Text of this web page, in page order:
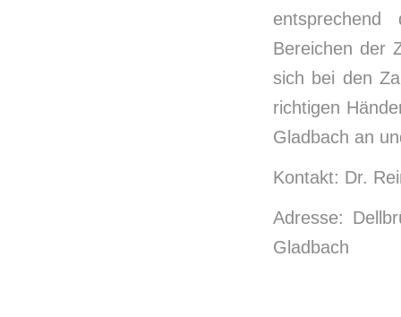
Bereichen der
sich bei den
richtigen
Gladbach an
Kontakt: Dr.
Adresse:
Gladbach